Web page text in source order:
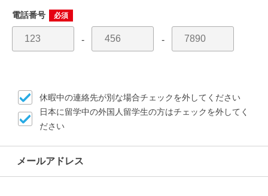
電話番号 必須
- -
休暇中の連絡先が別な場合チェックを外してください
日本に留学中の外国人留学生の方はチェックを外してく
ださい
メールアドレス